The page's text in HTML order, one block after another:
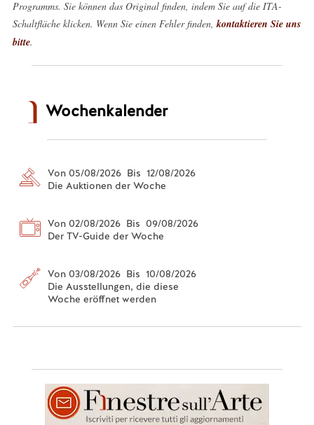
Programms. Sie können das Original finden, indem Sie auf die ITA-
Schaltfläche klicken. Wenn Sie einen Fehler finden, kontaktieren Sie uns
bitte.
Wochenkalender
Von 05/08/2026 Bis 12/08/2026
Die Auktionen der Woche
Von 02/08/2026 Bis 09/08/2026
Der TV-Guide der Woche
Von 03/08/2026 Bis 10/08/2026
Die Ausstellungen, die diese
Woche eröffnet werden